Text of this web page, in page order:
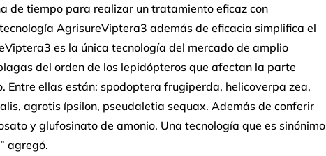
de tiempo para realizar un tratamiento eficaz con
AgrisureViptera3 además de eficacia simplifica el
es la única tecnología del mercado de amplio
del orden de los lepidópteros que afectan la parte
Entre ellas están: spodoptera frugiperda, helicoverpa zea,
agrotis ípsilon, pseudaletia sequax. Además de conferir
y glufosinato de amonio. Una tecnología que es sinónimo
agregó.